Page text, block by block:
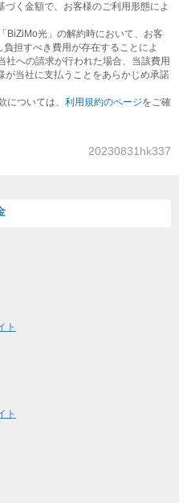
く金額で、お客様のご利用形態によ
BiZiMo光」の解約時において、お客
担すべき費用が存在することによ
社への請求が行われた場合、当該費用
が当社に支払うことをあらかじめ承諾
ついては、 利用規約のページをご確
20230831hk337
ト
ト